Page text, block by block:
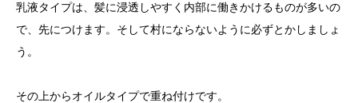
乳液タイプは、髪に浸透しやすく内部に働きかけるものが多いの
で、先につけます。そして村にならないように必ずとかしましょ
う。
その上からオイルタイプで重ね付けです。